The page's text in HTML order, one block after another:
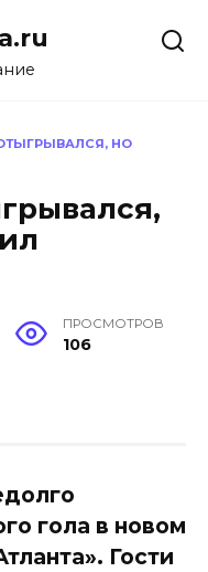
НО
ПРОСМОТРОВ
106
гола в новом
Гости